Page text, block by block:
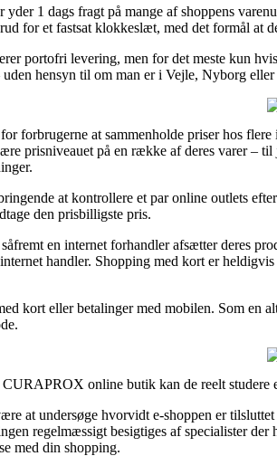
yder 1 dags fragt på mange af shoppens
for et fastsat klokkeslæt, med det formål at
portofri levering, men for det meste kun
hensyn til om man er i Vejle, Nyborg
forbrugerne at sammenholde priser hos
prisniveauet på en række af deres varer –
at kontrollere et par online outlets
den prisbilligste pris.
en internet forhandler afsætter deres
handler. Shopping med kort er
kort eller betalinger med mobilen. Som en
online butik kan de reelt
at undersøge hvorvidt e-shoppen er
regelmæssigt besigtiges af specialister
med din shopping.